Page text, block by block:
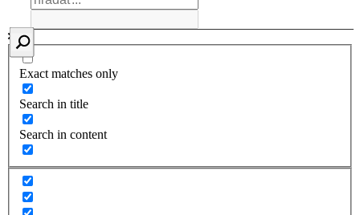
Exact matches only
Search in title
Search in content